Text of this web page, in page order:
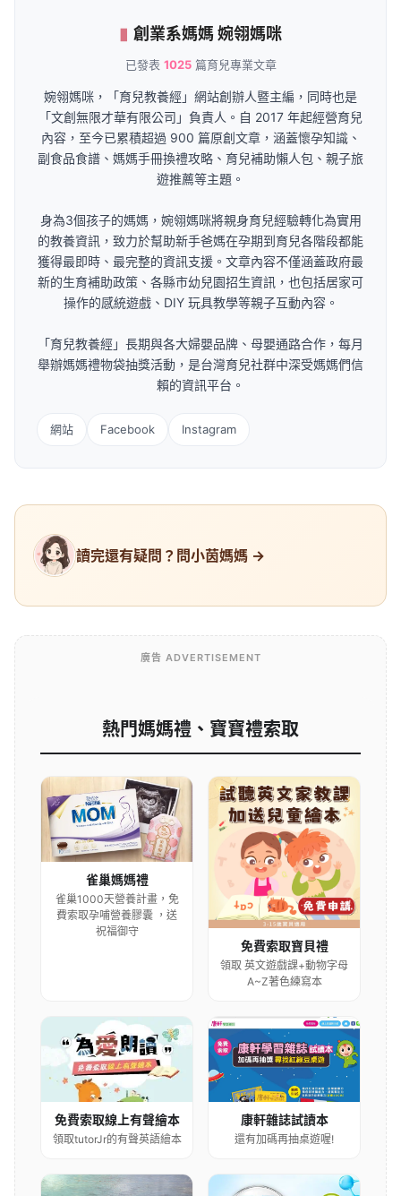
創業系媽媽 婉翎媽咪
已發表 1025篇育兒專業文章
婉翎媽咪，「育兒教養經」網站創辦人暨主編，同時也是
「文創無限才華有限公司」負責人。自 2017 年起經營育兒
內容，至今已累積超過 900 篇原創文章，涵蓋懷孕知識、
副食品食譜、媽媽手冊換禮攻略、育兒補助懶人包、親子旅
遊推薦等主題。
身為3個孩子的媽媽，婉翎媽咪將親身育兒經驗轉化為實用
的教養資訊，致力於幫助新手爸媽在孕期到育兒各階段都能
獲得最即時、最完整的資訊支援。文章內容不僅涵蓋政府最
新的生育補助政策、各縣市幼兒園招生資訊，也包括居家可
操作的感統遊戲、DIY 玩具教學等親子互動內容。
「育兒教養經」長期與各大婦嬰品牌、母嬰通路合作，每月
舉辦媽媽禮物袋抽獎活動，是台灣育兒社群中深受媽媽們信
賴的資訊平台。
網站 Facebook Instagram
讀完還有疑問？問小茵媽媽 →
廣告 ADVERTISEMENT
熱門媽媽禮、寶寶禮索取
雀巢媽媽禮
雀巢1000天營養計畫，免
費索取孕哺營養膠囊 ，送
祝福御守
免費索取寶貝禮
領取 英文遊戲課+動物字母
A~Z著色練寫本
免費索取線上有聲繪本
領取tutorJr的有聲英語繪本
康軒雜誌試讀本
還有加碼再抽桌遊喔!